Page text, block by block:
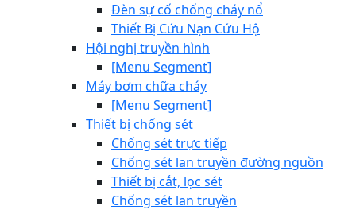
Đèn sự cố chống cháy nổ
Thiết Bị Cứu Nạn Cứu Hộ
Hội nghị truyền hình
[Menu Segment]
Máy bơm chữa cháy
[Menu Segment]
Thiết bị chống sét
Chống sét trực tiếp
Chống sét lan truyền đường nguồn
Thiết bị cắt, lọc sét
Chống sét lan truyền